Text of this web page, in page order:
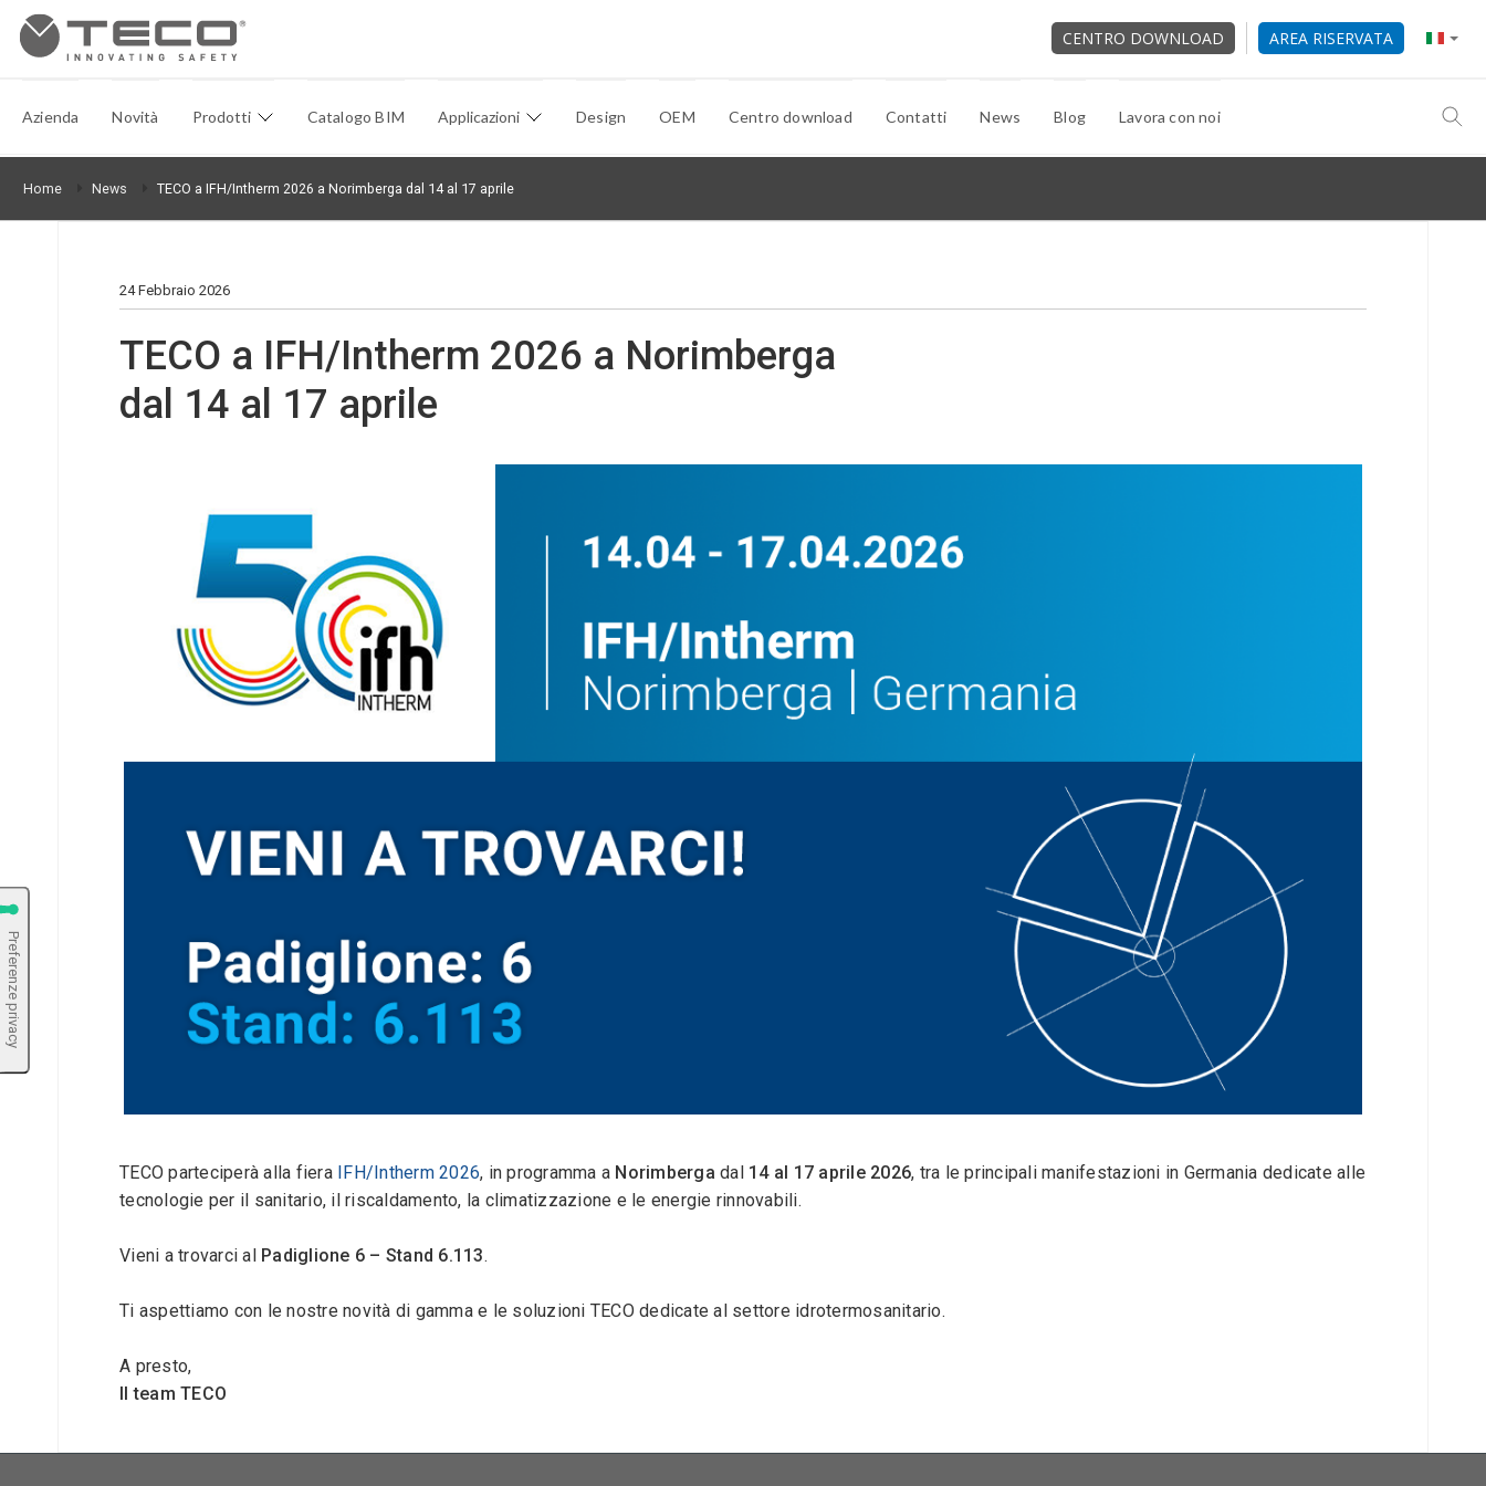
CENTRO DOWNLOAD AREA RISERVATA
Azienda Novità Prodotti Catalogo BIM Applicazioni Design OEM Centro download Contatti News Blog Lavora con noi
Home News TECO a IFH/Intherm 2026 a Norimberga dal 14 al 17 aprile
24 Febbraio 2026
TECO a IFH/Intherm 2026 a Norimberga
dal 14 al 17 aprile
TECO parteciperà alla fiera IFH/Intherm 2026, in programma a Norimberga dal 14 al 17 aprile 2026, tra le principali manifestazioni in Germania dedicate alle
tecnologie per il sanitario, il riscaldamento, la climatizzazione e le energie rinnovabili.
Vieni a trovarci al Padiglione 6 – Stand 6.113.
Ti aspettiamo con le nostre novità di gamma e le soluzioni TECO dedicate al settore idrotermosanitario.
A presto,
Il team TECO